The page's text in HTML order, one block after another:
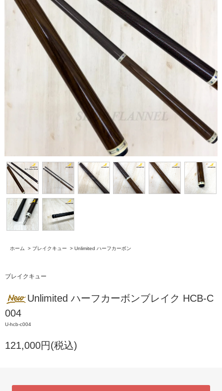
ホーム > ブレイクキュー > Unlimited ハーフカーボン
ブレイクキュー
Unlimited ハーフカーボンブレイク HCB-C
004
U-hcb-c004
121,000円(税込)